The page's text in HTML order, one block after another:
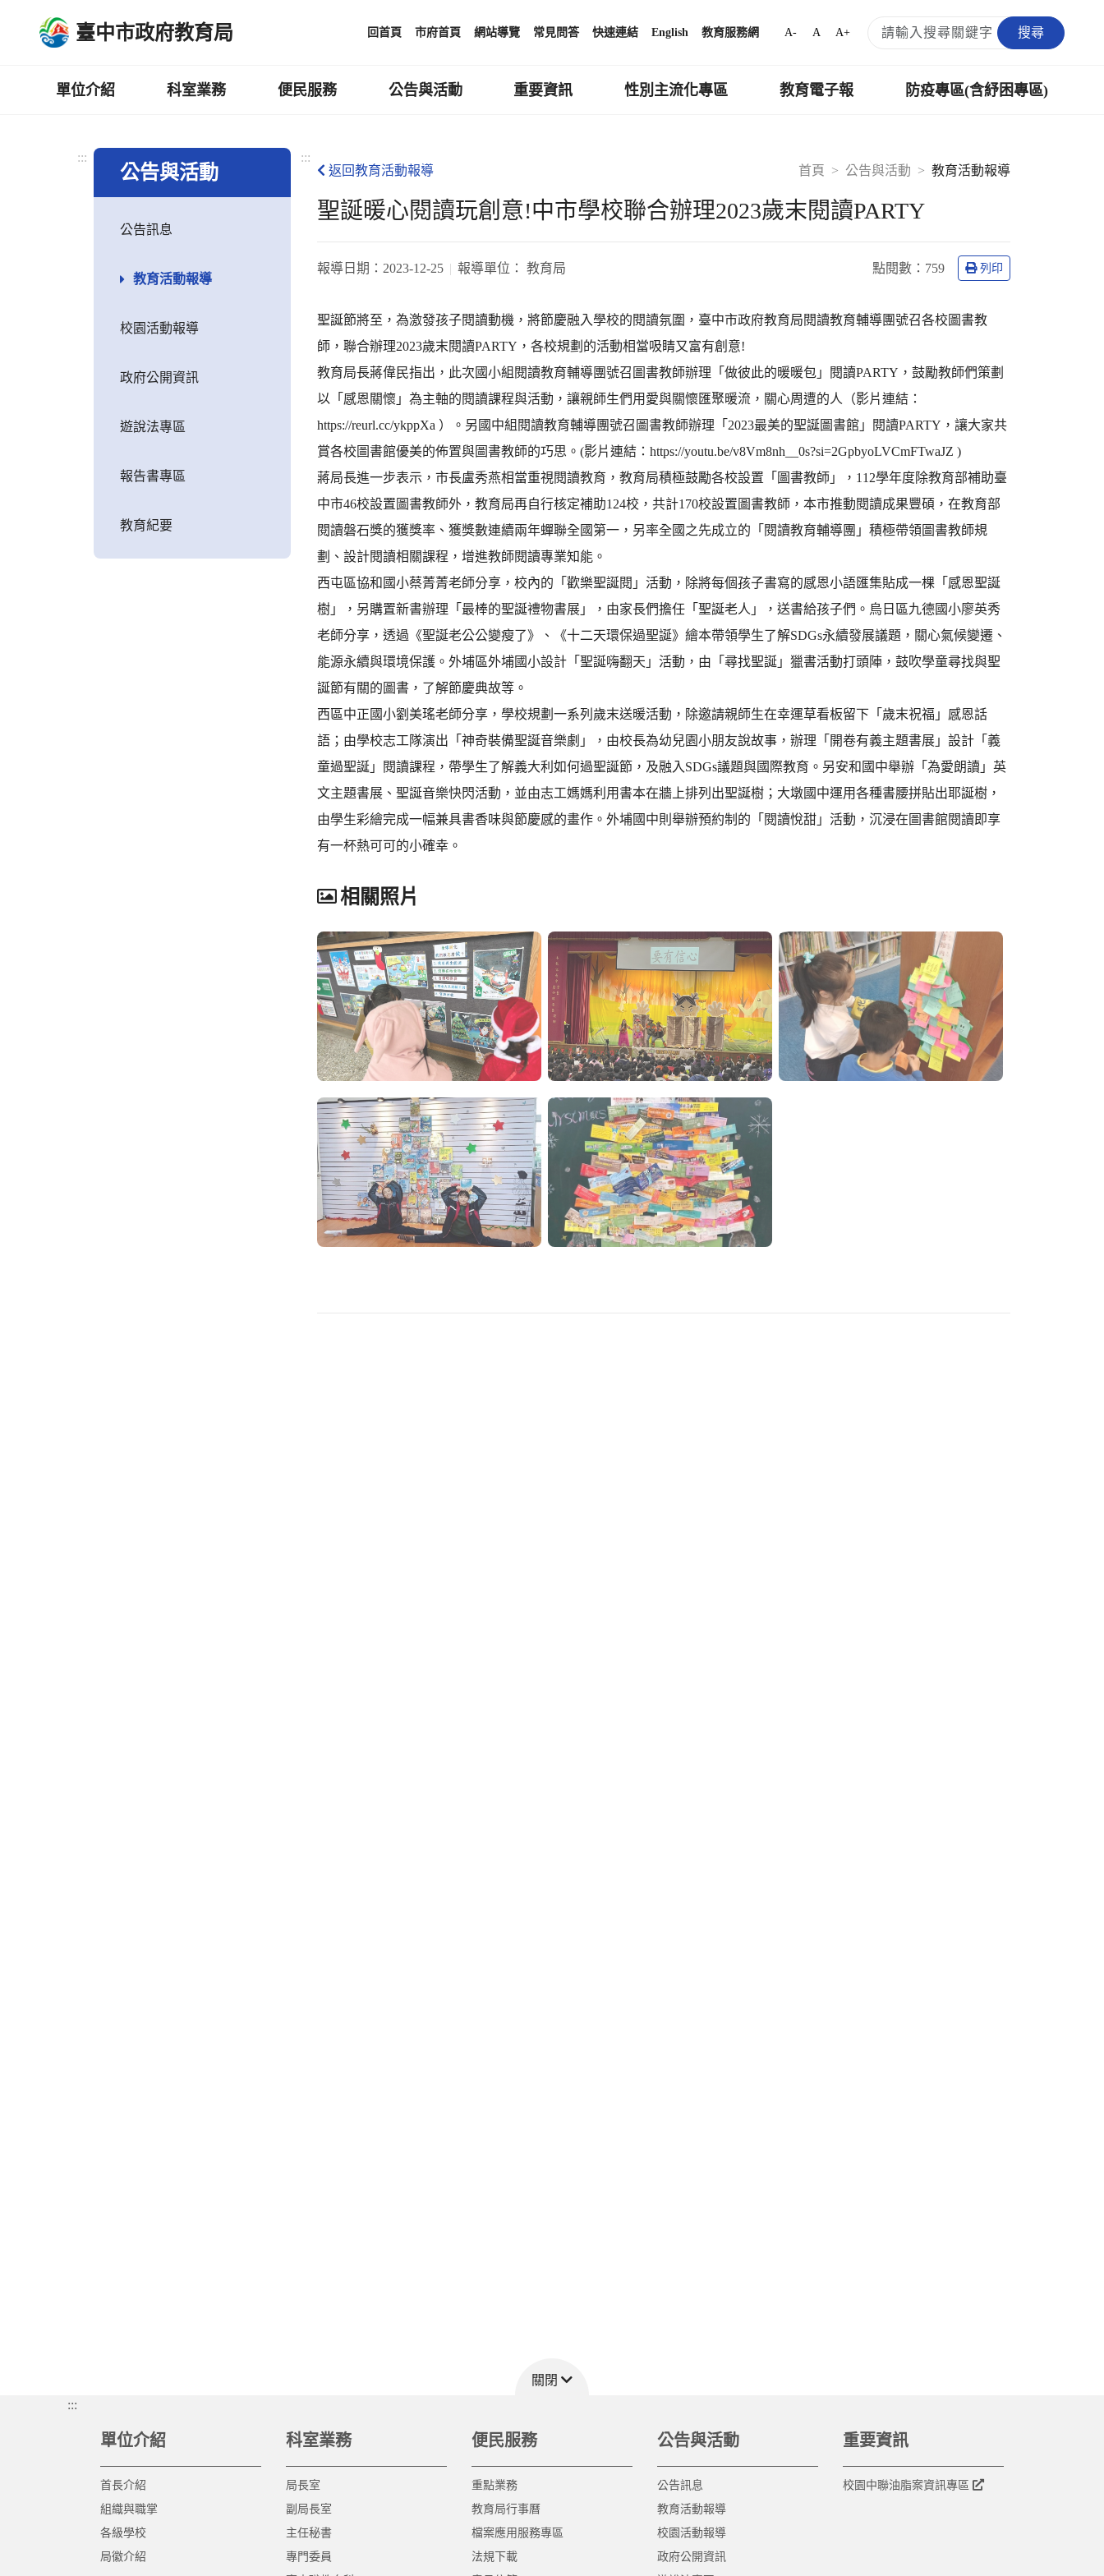
臺中市政府教育局 回首頁 市府首頁 網站導覽 常見問答 快速連結 English 教育服務網 A- A A+ 搜尋
單位介紹 科室業務 便民服務 公告與活動 重要資訊 性別主流化專區 教育電子報 防疫專區(含紓困專區)
:::
公告與活動
公告訊息
教育活動報導
校園活動報導
政府公開資訊
遊說法專區
報告書專區
教育紀要
:::
首頁
公告與活動 教育活動報導
返回教育活動報導
聖誕暖心閱讀玩創意!中市學校聯合辦理2023歲末閱讀PARTY
報導日期： 2023-12-25 報導單位： 教育局 點閱數： 759 列印
聖誕節將至，為激發孩子閱讀動機，將節慶融入學校的閱讀氛圍，臺中市政府教育局閱讀教育輔導團號召各校圖書教
師，聯合辦理2023歲末閱讀PARTY，各校規劃的活動相當吸睛又富有創意!
教育局長蔣偉民指出，此次國小組閱讀教育輔導團號召圖書教師辦理「做彼此的暖暖包」閱讀PARTY，鼓勵教師們策劃
以「感恩關懷」為主軸的閱讀課程與活動，讓親師生們用愛與關懷匯聚暖流，關心周遭的人（影片連結：
https://reurl.cc/ykppXa ）。另國中組閱讀教育輔導團號召圖書教師辦理「2023最美的聖誕圖書館」閱讀PARTY，讓大家共
賞各校圖書館優美的佈置與圖書教師的巧思。(影片連結：https://youtu.be/v8Vm8nh__0s?si=2GpbyoLVCmFTwaJZ )
蔣局長進一步表示，市長盧秀燕相當重視閱讀教育，教育局積極鼓勵各校設置「圖書教師」，112學年度除教育部補助臺
中市46校設置圖書教師外，教育局再自行核定補助124校，共計170校設置圖書教師，本市推動閱讀成果豐碩，在教育部
閱讀磐石獎的獲獎率、獲獎數連續兩年蟬聯全國第一，另率全國之先成立的「閱讀教育輔導團」積極帶領圖書教師規
劃、設計閱讀相關課程，增進教師閱讀專業知能。
西屯區協和國小蔡菁菁老師分享，校內的「歡樂聖誕閱」活動，除將每個孩子書寫的感恩小語匯集貼成一棵「感恩聖誕
樹」，另購置新書辦理「最棒的聖誕禮物書展」，由家長們擔任「聖誕老人」，送書給孩子們。烏日區九德國小廖英秀
老師分享，透過《聖誕老公公變瘦了》、《十二天環保過聖誕》繪本帶領學生了解SDGs永續發展議題，關心氣候變遷、
能源永續與環境保護。外埔區外埔國小設計「聖誕嗨翻天」活動，由「尋找聖誕」獵書活動打頭陣，鼓吹學童尋找與聖
誕節有關的圖書，了解節慶典故等。
西區中正國小劉美瑤老師分享，學校規劃一系列歲末送暖活動，除邀請親師生在幸運草看板留下「歲末祝福」感恩話
語；由學校志工隊演出「神奇裝備聖誕音樂劇」，由校長為幼兒園小朋友說故事，辦理「開卷有義主題書展」設計「義
童過聖誕」閱讀課程，帶學生了解義大利如何過聖誕節，及融入SDGs議題與國際教育。另安和國中舉辦「為愛朗讀」英
文主題書展、聖誕音樂快閃活動，並由志工媽媽利用書本在牆上排列出聖誕樹；大墩國中運用各種書腰拼貼出耶誕樹，
由學生彩繪完成一幅兼具書香味與節慶感的畫作。外埔國中則舉辦預約制的「閱讀悅甜」活動，沉浸在圖書館閱讀即享
有一杯熱可可的小確幸。
相關照片
關閉
:::
單位介紹
首長介紹
組織與職掌
各級學校
局徽介紹
科室業務
局長室
副局長室
主任秘書
專門委員
便民服務
重點業務
教育局行事曆
檔案應用服務專區
法規下載
公告與活動
公告訊息
教育活動報導
校園活動報導
政府公開資訊
重要資訊
校園中聯油脂案資訊專區